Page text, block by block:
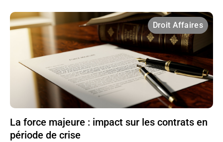
Droit Affaires
La force majeure : impact sur les contrats en
période de crise